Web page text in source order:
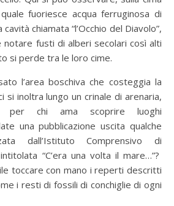
fuoriesce acqua ferruginosa di
chiamata “l’Occhio del Diavolo”,
fusti di alberi secolari così alti
si perde tra le loro cime.
l’area boschiva che costeggia la
si inoltra lungo un crinale di arenaria,
per chi ama scoprire luoghi
una pubblicazione uscita qualche
dall’Istituto Comprensivo di
“C’era una volta il mare…”?
toccare con mano i reperti descritti
i resti di fossili di conchiglie di ogni